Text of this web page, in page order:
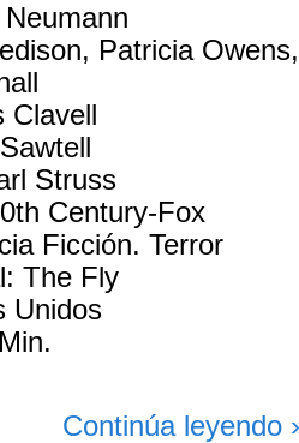
Patricia
Clavell
Struss
Century-Fox
Ficción. Terror
The Fly
Unidos
Continúa leyendo